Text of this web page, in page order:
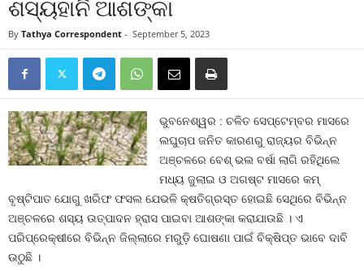
ଶସ୍ୟହାନି ଆଶଙ୍କା
By Tathya Correspondent - September 5, 2023
ଭୁବନେଶ୍ୱର : ଚଳିତ ସେପ୍ଟେମ୍ବର ମାସରେ
ଲଘୁଚାପ ଜନିତ କାରଣରୁ ରାଜ୍ୟର ବିଭିନ୍ନ
ଅଞ୍ଚଳରେ ବେଶ୍‍ ଭଲ ବର୍ଷା ଲାଗି ରହିଥିଲେ
ମଧ୍ୟ ଜୁଲାଇ ଓ ଅଗଷ୍ଟ ମାସରେ କମ୍‍
ବୃଷ୍ଟିପାତ ଯୋଗୁ ଖରିଫ ଫସଲ ଯେଭଳି କ୍ଷତିଗ୍ରସ୍ତ ହୋଇଛି ସେଥିରେ ବିଭିନ୍ନ
ଅଞ୍ଚଳରେ ଶସ୍ୟ ଉତ୍ପାଦନ ହ୍ରାସ ପାଇବା ଆଶଙ୍କା କରାଯାଉଛି । ଏ
ପରିପ୍ରେକ୍ଷୀରେ ବିଭିନ୍ନ ଜିଲ୍ଲାରେ ମରୁଡ଼ି ଘୋଷଣା ପାଇଁ ବିକ୍ଷିପ୍ତ ଭାବେ ଦାବି
ଉଠୁଛି ।